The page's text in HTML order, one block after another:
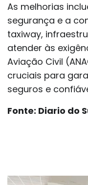
As melhorias
segurança e a
taxiway,
atender às
Aviação Civil
cruciais para
seguros e
Fonte: Diario do